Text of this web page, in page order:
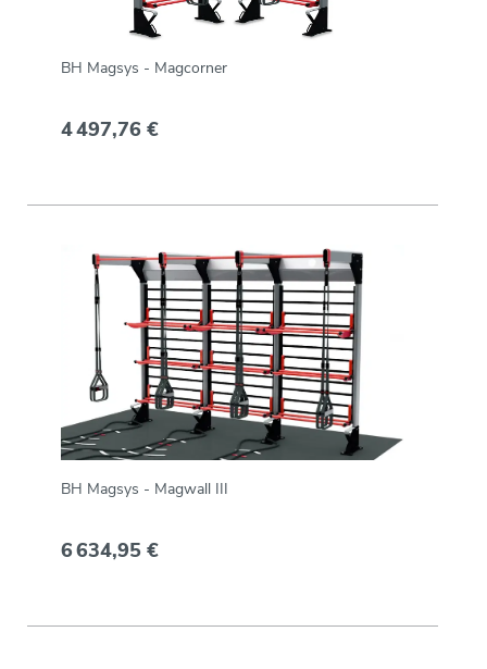
BH Magsys - Magcorner
4 497,76 €
BH Magsys - Magwall III
6 634,95 €